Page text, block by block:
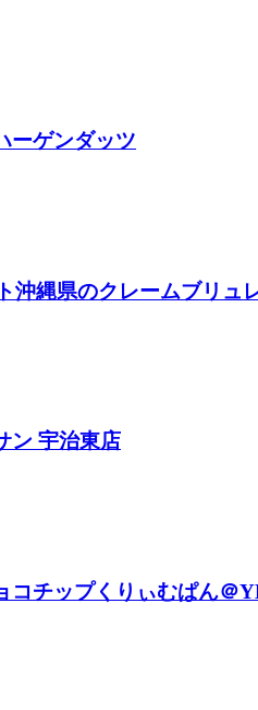
ーゲンダッツ
沖縄県のクレームブリュ
ン 宇治東店
コチップくりぃむぱん＠